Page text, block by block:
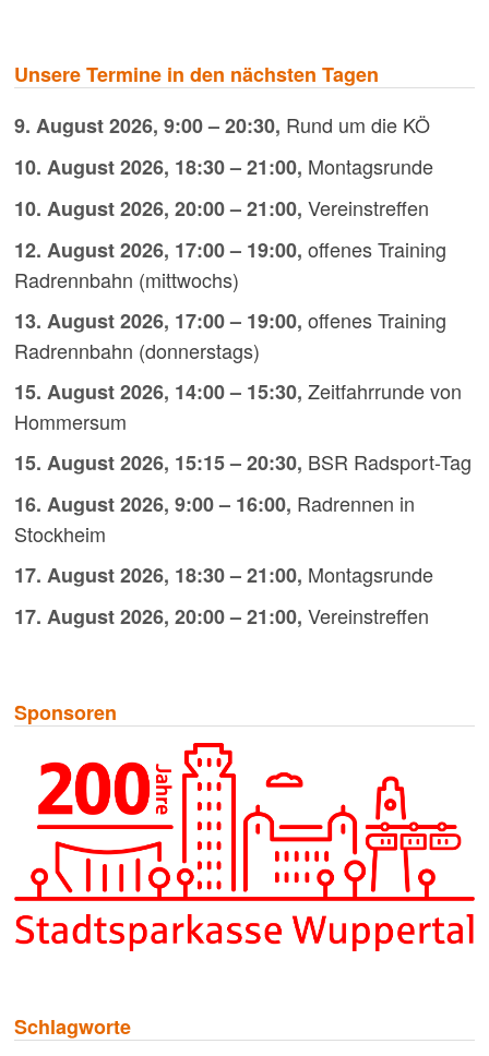
Unsere Termine in den nächsten Tagen
9. August 2026, 9:00– 20:30, Rund um die KÖ
10. August 2026, 18:30– 21:00, Montagsrunde
10. August 2026, 20:00– 21:00, Vereinstreffen
12. August 2026, 17:00– 19:00, offenes Training
Radrennbahn (mittwochs)
13. August 2026, 17:00– 19:00, offenes Training
Radrennbahn (donnerstags)
15. August 2026, 14:00– 15:30, Zeitfahrrunde von
Hommersum
15. August 2026, 15:15– 20:30, BSR Radsport-Tag
16. August 2026, 9:00– 16:00, Radrennen in
Stockheim
17. August 2026, 18:30– 21:00, Montagsrunde
17. August 2026, 20:00– 21:00, Vereinstreffen
Sponsoren
Schlagworte